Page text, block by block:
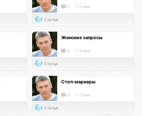
0 < 1 мин.
Статья
Женские запросы
0 < 1 мин.
Статья
Стоп-маркеры
0 < 1 мин.
Статья